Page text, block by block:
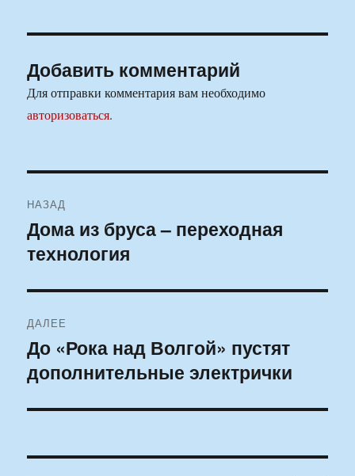
Добавить комментарий
Для отправки комментария вам необходимо
авторизоваться.
по
записям
НАЗАД
Предыдущая
запись:
Дома из бруса – переходная
технология
ДАЛЕЕ
Следующая
запись:
До «Рока над Волгой» пустят
дополнительные электрички